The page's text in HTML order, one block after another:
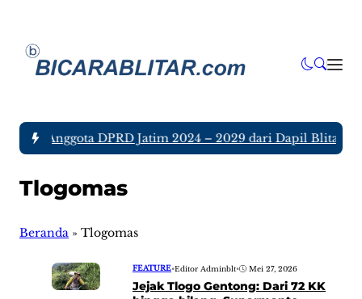
tujuh Anggota DPRD Jatim 2024 – 2029 dari Dapil Blitar
Tlogomas
Beranda » Tlogomas
FEATURE•Editor Adminblt• Mei 27, 2026
Jejak Tlogo Gentong: Dari 72 KK